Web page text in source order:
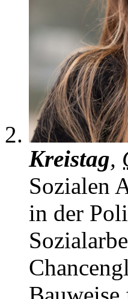
Kreistag,
Sozialen
in der